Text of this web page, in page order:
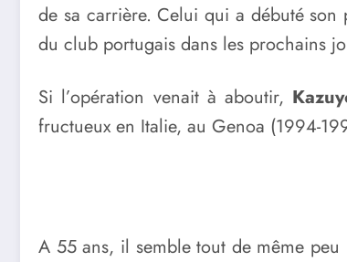
de sa carrière. Celui qui a débuté son
du club portugais dans les prochains
Si l’opération venait à aboutir,
fructueux en Italie, au Genoa (1994-
A 55 ans, il semble tout de même peu